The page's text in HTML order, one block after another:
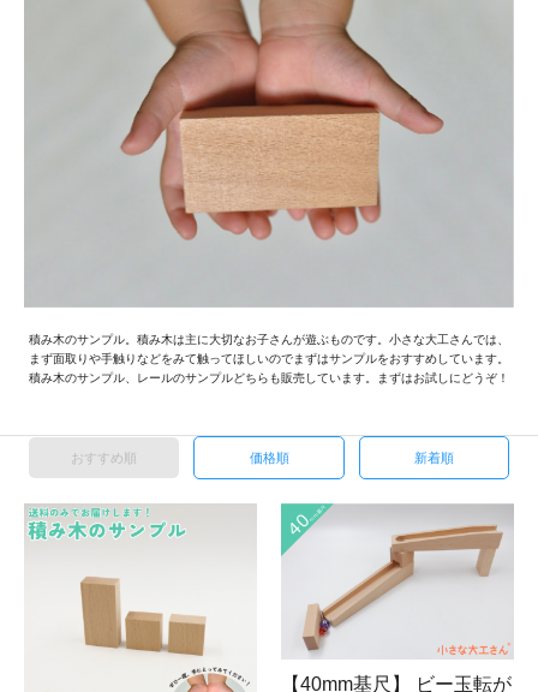
積み木のサンプル。積み木は主に大切なお子さんが遊ぶものです。小さな大工さんでは、
まず面取りや手触りなどをみて触ってほしいのでまずはサンプルをおすすめしています。
積み木のサンプル、レールのサンプルどちらも販売しています。まずはお試しにどうぞ！
おすすめ順 価格順 新着順
【40mm基尺】 ビー玉転が